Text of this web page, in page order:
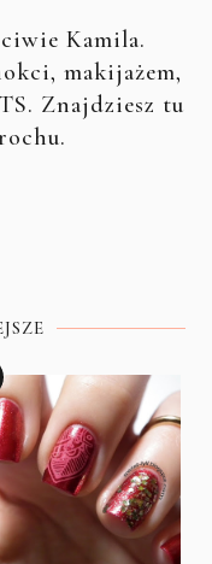
Kamila.
makijażem,
Znajdziesz tu